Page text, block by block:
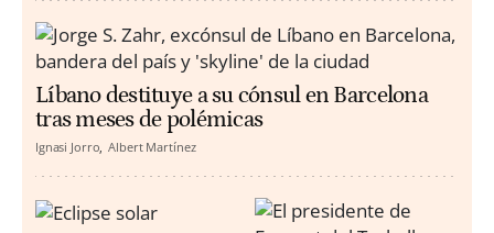
Líbano destituye a su cónsul en Barcelona
tras meses de polémicas
Ignasi Jorro Albert Martínez